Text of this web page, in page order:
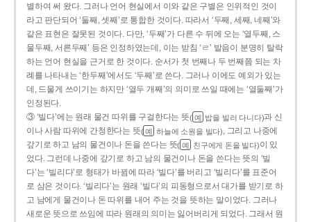
별하여 써 왔다. 그러나 언어 현실에서 이와 같은 구별은 인위적인 것이
라고 판단되어 ‘둘째, 셋째’로 통합한 것이다. 따라서 ‘두째, 세째, 네째’와
같은 표현은 잘못된 것이다. 다만, ‘두째’가 다른 수 뒤에 오는 ‘열두째, 스
물두째, 서른두째’ 등은 인정하였는데, 이는 받침 ‘ㄹ’ 발음이 분명히 탈락
하는 언어 현실을 근거로 한 것이다. 순서가 첫 번째나 두 번째쯤 되는 차
례를 나타내는 ‘한두째’에서도 ‘두째’로 쓴다. 그러나 이에도 예외가 있는
데, 드물게 쓰이기는 하지만 ‘열두 개째’의 의미로 쓰일 때에는 ‘열둘째’가
인정된다.
③ ‘빌다’에는 원래 물건 따위를 구걸한다는 뜻( 예 밥을 빌러 다니다)과 신
이나 사람 따위에 간청한다는 뜻( 예 하늘에 소원을 빌다), 그리고 나중에
갚기로 하고 남의 물건이나 돈을 쓴다는 뜻( 예 친구에게 돈을 빌다)이 있
었다. 그런데 나중에 갚기로 하고 남의 물건이나 돈을 쓴다는 뜻의 ‘빌
다’는 ‘빌리다’로 형태가 바뀜에 따라 ‘빌다’를 버리고 ‘빌리다’를 표준어
로 삼은 것이다. ‘빌리다’는 원래 ‘빌다’의 피동형으로서 대가를 받기로 하
고 남에게 물건이나 돈 따위를 내어 주는 것을 뜻하는 말이었다. 그러나
새로운 뜻으로 쓰임에 따라 원래의 의미는 잃어버리게 되었다. 그래서 원